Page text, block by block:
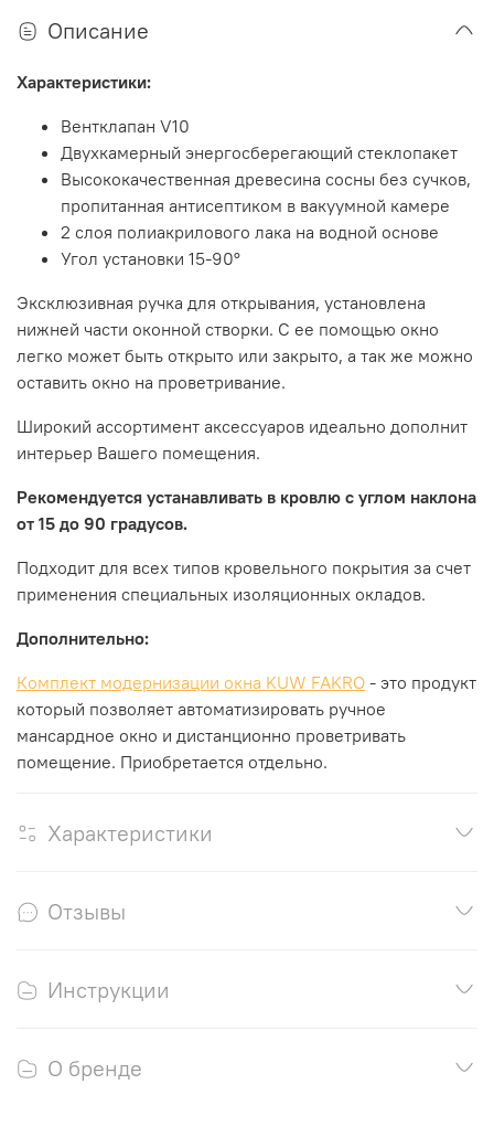
Описание
Характеристики:
Вентклапан V10
Двухкамерный энергосберегающий стеклопакет
Высококачественная древесина сосны без сучков,
пропитанная антисептиком в вакуумной камере
2 слоя полиакрилового лака на водной основе
Угол установки 15-90°
Эксклюзивная ручка для открывания, установлена
нижней части оконной створки. С ее помощью окно
легко может быть открыто или закрыто, а так же можно
оставить окно на проветривание.
Широкий ассортимент аксессуаров идеально дополнит
интерьер Вашего помещения.
Рекомендуется устанавливать в кровлю с углом наклона
от 15 до 90 градусов.
Подходит для всех типов кровельного покрытия за счет
применения специальных изоляционных окладов.
Дополнительно:
Комплект модернизации окна KUW FAKRO - это продукт
который позволяет автоматизировать ручное
мансардное окно и дистанционно проветривать
помещение. Приобретается отдельно.
Характеристики
Отзывы
Инструкции
О бренде